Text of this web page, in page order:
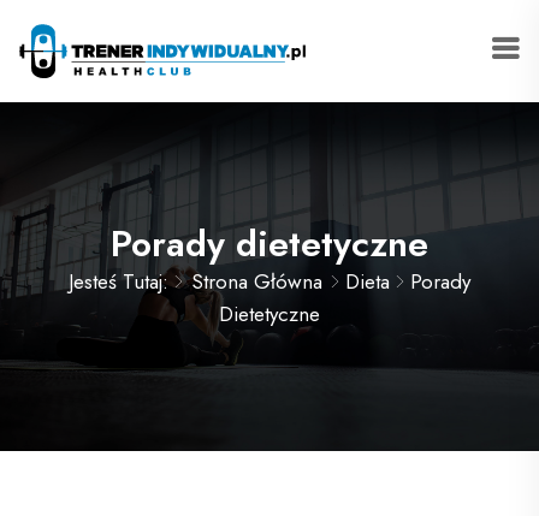
Porady dietetyczne
Jesteś Tutaj: Strona Główna Dieta
Porady
Dietetyczne